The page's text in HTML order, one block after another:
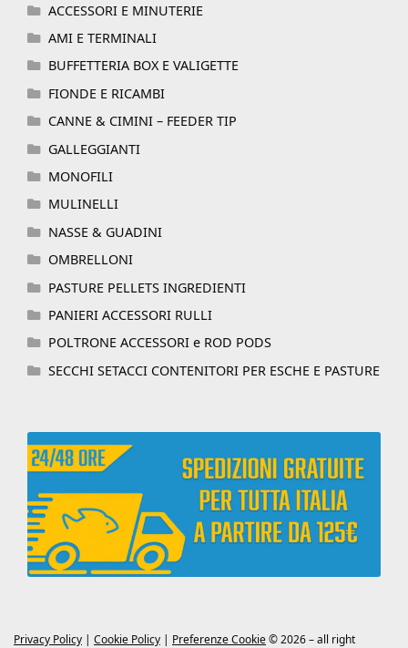
ACCESSORI E MINUTERIE
AMI E TERMINALI
BUFFETTERIA BOX E VALIGETTE
FIONDE E RICAMBI
CANNE & CIMINI – FEEDER TIP
GALLEGGIANTI
MONOFILI
MULINELLI
NASSE & GUADINI
OMBRELLONI
PASTURE PELLETS INGREDIENTI
PANIERI ACCESSORI RULLI
POLTRONE ACCESSORI e ROD PODS
SECCHI SETACCI CONTENITORI PER ESCHE E PASTURE
Privacy Policy | Cookie Policy | Preferenze Cookie© 2026 – all right